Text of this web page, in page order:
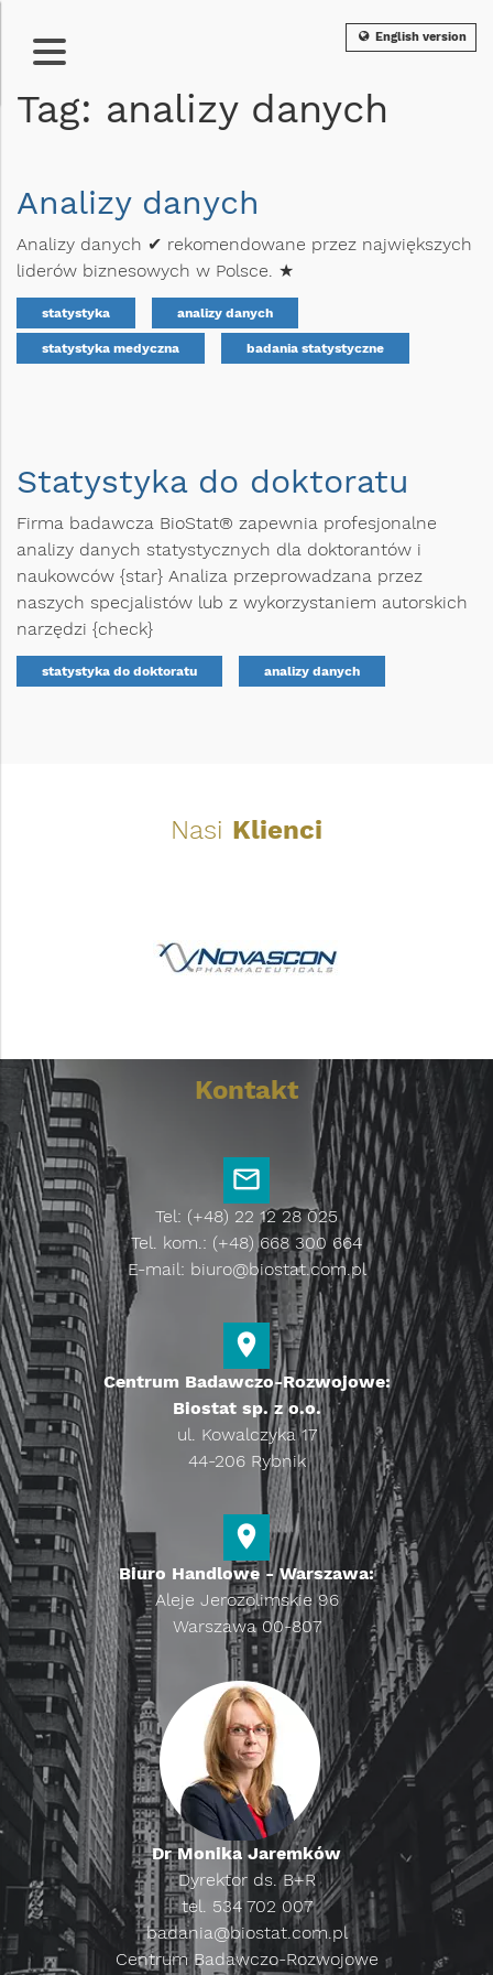
Tag: analizy danych
Analizy danych
Analizy danych ✔ rekomendowane przez największych
liderów biznesowych w Polsce. ★
statystyka analizy danych
statystyka medyczna badania statystyczne
Statystyka do doktoratu
Firma badawcza BioStat® zapewnia profesjonalne
analizy danych statystycznych dla doktorantów i
naukowców {star} Analiza przeprowadzana przez
naszych specjalistów lub z wykorzystaniem autorskich
narzędzi {check}
statystyka do doktoratu analizy danych
Nasi Klienci
Kontakt
Tel: (+48) 22 12 28 025
Tel. kom.: (+48) 668 300 664
E-mail: biuro@biostat.com.pl
Centrum Badawczo-Rozwojowe:
Biostat sp. z o.o.
ul. Kowalczyka 17
44-206 Rybnik
Biuro Handlowe - Warszawa:
Aleje Jerozolimskie 96
Warszawa 00-807
Dr Monika Jaremków
Dyrektor ds. B+R
tel. 534 702 007
badania@biostat.com.pl
Centrum Badawczo-Rozwojowe
English version